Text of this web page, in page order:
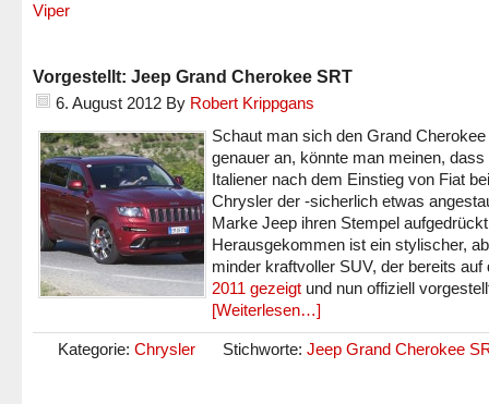
Viper
Vorgestellt: Jeep Grand Cherokee SRT
6. August 2012 By Robert Krippgans
Schaut man sich den Grand
genauer an, könnte man meinen, dass
Italiener nach dem Einstieg von Fiat bei
Chrysler der -sicherlich etwas
Marke Jeep ihren Stempel
Herausgekommen ist ein stylischer,
minder kraftvoller SUV, der bereits
2011 gezeigt und nun offiziell
[Weiterlesen…]
Kategorie: Chrysler Stichworte: Jeep Grand Cherokee